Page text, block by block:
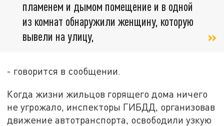
пламенем и дымом помещение и в одной
из комнат обнаружили женщину, которую
вывели на улицу,
- говорится в сообщении.
Когда жизни жильцов горящего дома ничего
не угрожало, инспекторы ГИБДД, организовав
движение автотранспорта, освободили узкую